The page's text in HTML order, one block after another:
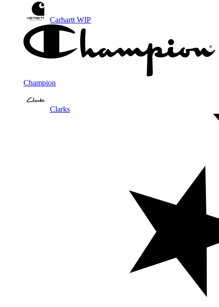
Carhartt WIP
Champion
Clarks